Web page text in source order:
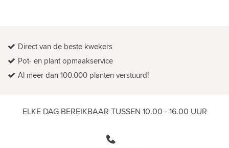
Direct van de beste kwekers
Pot- en plant opmaakservice
Al meer dan 100.000 planten verstuurd!
ELKE DAG BEREIKBAAR TUSSEN 10.00 - 16.00 UUR